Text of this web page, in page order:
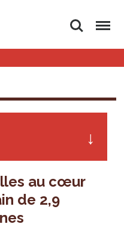
Rechercher
Menu
au cœur
de 2,9